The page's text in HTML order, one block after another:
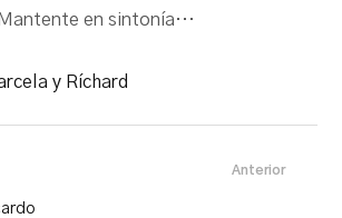
en sintonía…
y Ríchard
Anterior